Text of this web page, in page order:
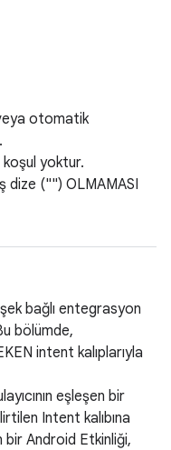
otomatik
koşul yoktur.
dize ("") OLMAMASI
bağlı entegrasyon
bölümde,
intent kalıplarıyla
eşleşen bir
Intent kalıbına
bir Android Etkinliği,